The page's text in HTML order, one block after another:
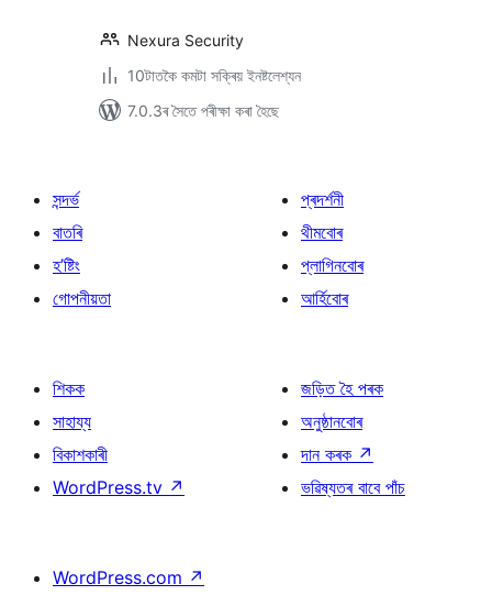
Nexura Security
10টাতকৈ কমটা সক্ৰিয় ইনষ্টলেশ্যন
7.0.3ৰ সৈতে পৰীক্ষা কৰা হৈছে
সন্দৰ্ভ
বাতৰি
হ’ষ্টিং
গোপনীয়তা
প্ৰদৰ্শনী
থীমবোৰ
প্লাগিনবোৰ
আৰ্হিবোৰ
শিকক
সাহায্য
বিকাশকাৰী
WordPress.tv ↗
জড়িত হৈ পৰক
অনুষ্ঠানবোৰ
দান কৰক ↗
ভৱিষ্যতৰ বাবে পাঁচ
WordPress.com ↗